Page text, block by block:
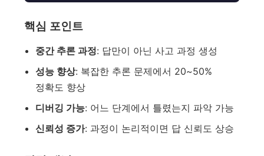
핵심 포인트
중간 추론 과정: 답만이 아닌 사고 과정 생성
성능 향상: 복잡한 추론 문제에서 20~50%
정확도 향상
디버깅 가능: 어느 단계에서 틀렸는지 파악 가능
신뢰성 증가: 과정이 논리적이면 답 신뢰도 상승